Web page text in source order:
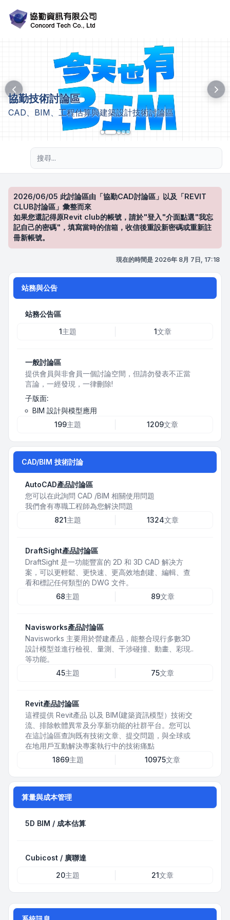
協勤技術討論區
CAD、BIM、工程估算與建築設計技術討論區
2026/06/05 此討論區由「協勤CAD討論區」以及「REVIT
CLUB討論區」彙整而來
如果您還記得原Revit club的帳號，請於"登入"介面點選"我忘
記自己的密碼"，填寫當時的信箱，收信後重設新密碼或重新註
冊新帳號。
現在的時間是 2026年 8月 7日, 17:18
站務與公告
站務公告區
1主題 1文章
一般討論區
提供會員與非會員一個討論空間，但請勿發表不正當
言論，一經發現，一律刪除!
子版面:
BIM 設計與模型應用
199主題 1209文章
CAD/BIM 技術討論
AutoCAD產品討論區
您可以在此詢問 CAD /BIM 相關使用問題
我們會有專職工程師為您解決問題
821主題 1324文章
DraftSight產品討論區
DraftSight 是一功能豐富的 2D 和 3D CAD 解决方
案，可以更輕鬆、更快速、更高效地創建、編輯、查
看和標記任何類型的 DWG 文件。
68主題 89文章
Navisworks產品討論區
Navisworks 主要用於營建產品，能整合現行多數3D
設計模型並進行檢視、量測、干涉碰撞、動畫、彩現..
等功能。
45主題 75文章
Revit產品討論區
這裡提供 Revit產品 以及 BIM(建築資訊模型）技術交
流、排除軟體異常及分享新功能的社群平台。您可以
在這討論區查詢既有技術文章、提交問題，與全球或
在地用戶互動解決專案執行中的技術痛點
1869主題 10975文章
算量與成本管理
5D BIM / 成本估算
Cubicost / 廣聯達
20主題 21文章